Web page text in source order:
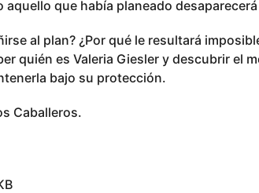
que había planeado
al plan? ¿Por qué le resultará
quién es Valeria Giesler y descubrir el
bajo su protección.
Caballeros.
KB